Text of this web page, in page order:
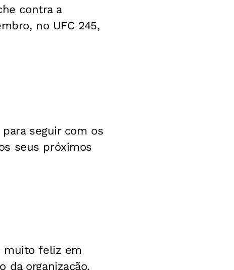
contra a
no UFC 245,
seguir com os
seus próximos
muito feliz em
da organização.